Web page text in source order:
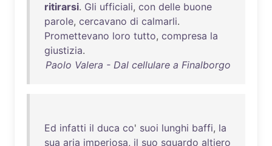
ritirarsi. Gli ufficiali, con delle buone
parole, cercavano di calmarli.
Promettevano loro tutto, compresa la
giustizia.
Paolo Valera - Dal cellulare a Finalborgo
Ed infatti il duca co' suoi lunghi baffi, la
sua aria imperiosa, il suo sguardo altiero